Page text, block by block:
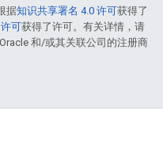
据知识共享署名 4.0 许可获得了
可获得了许可。有关详情，请
和/或其关联公司的注册商